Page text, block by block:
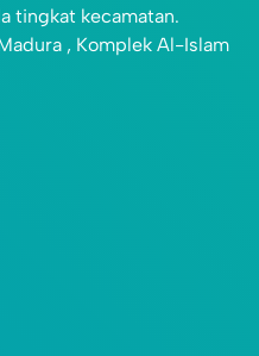
tingkat kecamatan.
, Komplek Al-Islam